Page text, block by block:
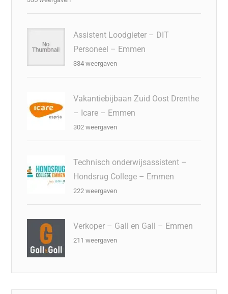
Assistent Loodgieter – DIT
Personeel – Emmen
334 weergaven
Vakantiebijbaan Zuid Oost Drenthe
– Icare – Emmen
302 weergaven
Technisch onderwijsassistent –
Hondsrug College – Emmen
222 weergaven
Verkoper – Gall en Gall – Emmen
211 weergaven